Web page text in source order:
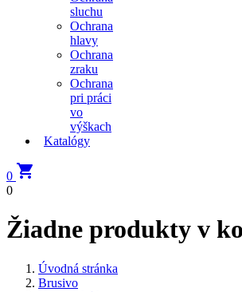
sluchu
Ochrana
hlavy
Ochrana
zraku
Ochrana
pri práci
vo
výškach
Katalógy
0 
0
Žiadne produkty v
Úvodná stránka
Brusivo